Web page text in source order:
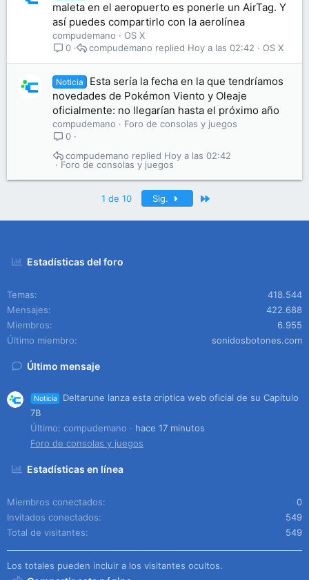
maleta en el aeropuerto es ponerle un AirTag. Y
así puedes compartirlo con la aerolínea
compudemano
OS X
0
OS X
Hoy a las 02:42
compudemano
Noticia
Esta sería la fecha en la que tendríamos
novedades de Pokémon Viento y Oleaje
oficialmente: no llegarían hasta el próximo año
compudemano
Foro de consolas y juegos
0
Foro de consolas y juegos
Hoy a las 02:42
compudemano
1 de 10 Sig.
Estadísticas del foro
Temas
418.544
Mensajes
422.688
Miembros
6.955
Último miembro
sonidosbotones.com
Último mensaje
Noticia
Deltarune lanza esta críptica web oficial de su Capítulo
7B
Último: compudemano
hace 17 minutos
Foro de consolas y juegos
Estadísticas en línea
Miembros conectados
0
Invitados conectados
549
Total de visitantes
549
Los totales pueden incluir a los visitantes ocultos.